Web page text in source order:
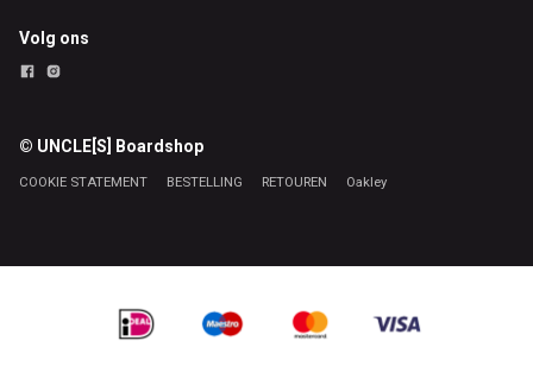
Volg ons
© UNCLE[S] Boardshop
COOKIE STATEMENT BESTELLING RETOUREN Oakley